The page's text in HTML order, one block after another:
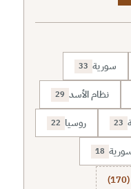
سورية 33
نظام الأسد 29
23 روسيا 22
18